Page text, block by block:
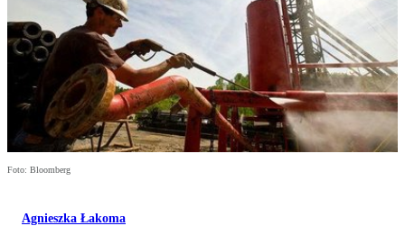
Foto: Bloomberg
Agnieszka Łakoma